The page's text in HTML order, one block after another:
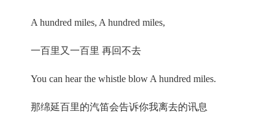
A hundred miles, A hundred miles,
一百里又一百里 再回不去
You can hear the whistle blow A hundred miles.
那绵延百里的汽笛会告诉你我离去的讯息